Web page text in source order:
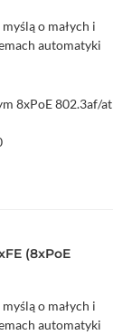
o małych i
automatyki
8xPoE 802.3af/at
(8xPoE
o małych i
automatyki